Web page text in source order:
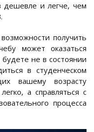
дешевле и легче, чем
получить
может оказаться
не в состоянии
в студенческом
вашему возрасту
а справляться с
процесса